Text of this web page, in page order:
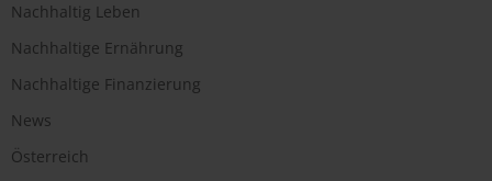
Nachhaltig Leben
Nachhaltige Ernährung
Nachhaltige Finanzierung
News
Österreich